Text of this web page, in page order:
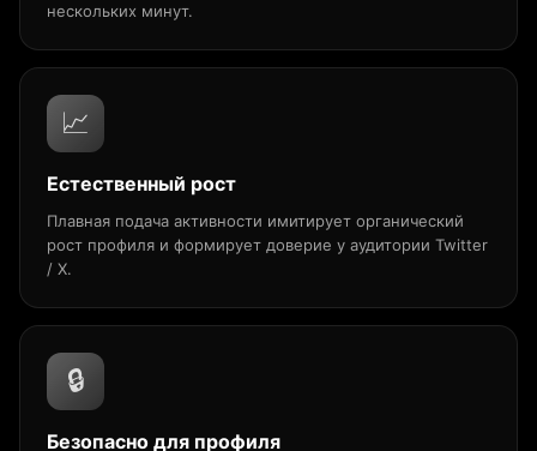
нескольких минут.
📈
Естественный рост
Плавная подача активности имитирует органический
рост профиля и формирует доверие у аудитории Twitter
/ X.
🔒
Безопасно для профиля